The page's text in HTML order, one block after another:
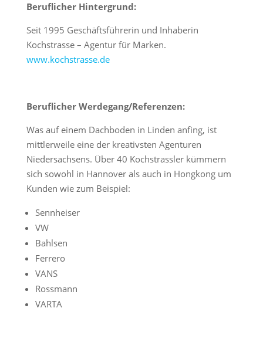
Beruflicher Hintergrund:
Seit 1995 Geschäftsführerin und Inhaberin
Kochstrasse – Agentur für Marken.
www.kochstrasse.de
Beruflicher Werdegang/Referenzen:
Was auf einem Dachboden in Linden anfing, ist
mittlerweile eine der kreativsten Agenturen
Niedersachsens. Über 40 Kochstrassler kümmern
sich sowohl in Hannover als auch in Hongkong um
Kunden wie zum Beispiel:
Sennheiser
VW
Bahlsen
Ferrero
VANS
Rossmann
VARTA